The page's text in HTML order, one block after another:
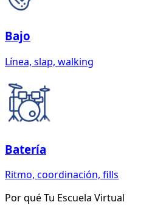
Bajo
Línea, slap, walking
Batería
Ritmo, coordinación, fills
Por qué Tu Escuela Virtual